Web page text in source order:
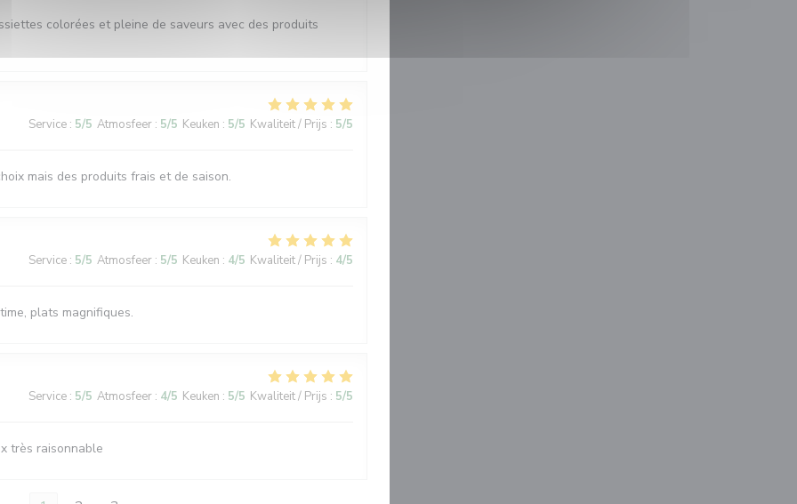
colorées et pleine de saveurs avec des produits
Service : 5/5 Atmosfeer : 5/5 Keuken : 5/5 Kwaliteit / Prijs : 5/5
mais des produits frais et de saison.
Service : 5/5 Atmosfeer : 5/5 Keuken : 4/5 Kwaliteit / Prijs : 4/5
plats magnifiques.
Service : 5/5 Atmosfeer : 4/5 Keuken : 5/5 Kwaliteit / Prijs : 5/5
très raisonnable